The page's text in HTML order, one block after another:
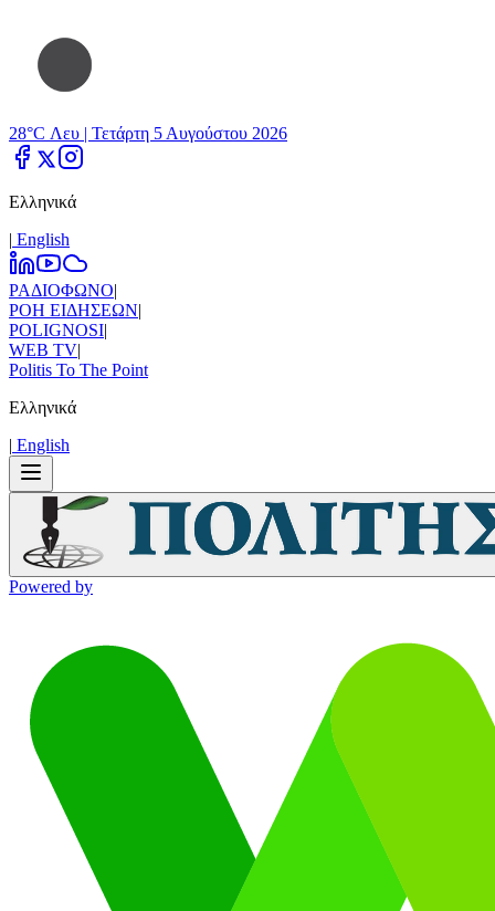
28°C Λευ | Τετάρτη 5 Αυγούστου 2026
Ελληνικά
| Εnglish
ΡΑΔΙΟΦΩΝΟ|
ΡΟΗ ΕΙΔΗΣΕΩΝ|
POLIGNOSI|
WEB TV|
Politis To The Point
Ελληνικά
| Εnglish
Powered by